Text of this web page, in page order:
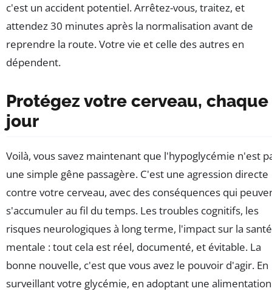
c'est un accident potentiel. Arrêtez-vous, traitez, et
attendez 30 minutes après la normalisation avant de
reprendre la route. Votre vie et celle des autres en
dépendent.
Protégez votre cerveau, chaque
jour
Voilà, vous savez maintenant que l'hypoglycémie n'est
une simple gêne passagère. C'est une agression directe
contre votre cerveau, avec des conséquences qui
s'accumuler au fil du temps. Les troubles cognitifs, les
risques neurologiques à long terme, l'impact sur la santé
mentale : tout cela est réel, documenté, et évitable. La
bonne nouvelle, c'est que vous avez le pouvoir d'agir. En
surveillant votre glycémie, en adoptant une alimentation